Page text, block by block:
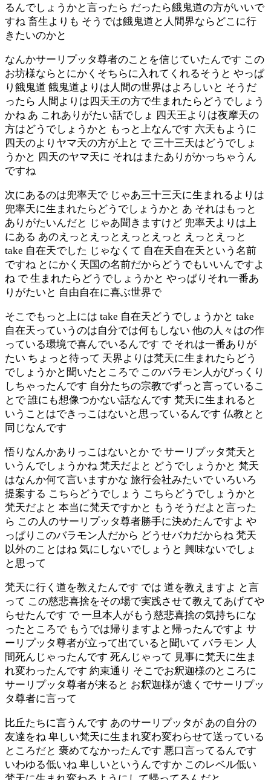
るんでしょうかと言ったら だったら餓鬼道の方がいいで
すね 畜生よりも そうでは餓鬼道と人間界ならどこに行
きたいのかと
なんかサーリプッタ尊者のことを信じていたんです この
お坊様ならとにかくそちらに入れてくれるそうと やっぱ
り餓鬼道 餓鬼道よりは人間の世界はよろしいと そうだ
ったら 人間よりは四天王の方で生まれたらどうでしょう
かね あ これありがたい話でしょ 四天王よりは夜摩天の
方はどうでしょうかと もっと上なんです 六天もように
四天のよりヤマ天の方が上と で 三十三天はどうでしょ
うかと 四天のヤマ天に それはまたありがかっちゃうん
ですね
次にあるのは兜率天で じゃあ三十三天に生まれるよりは
兜率天に生まれたらどうでしょうかと あ それはもっと
ありがたいんだと じゃあ聞きますけど 兜率天よりは上
にある あのえっとえっとえっとえっと えっとえっと
take 自在天でした じゃなくて 自在天自在天という名前
ですね とにかく天国の名前だからどうでもいいんですよ
ね で 生まれたらどうでしょうかと やっぱりそれ一番あ
りがたいと 自由自在に喜ぶ世界で
そこでもっと上には take 自在天どうでしょうかと take
自在天っていうのは自分では何もしない 他の人々はの作
っている環境で喜んでいるんです で それは一番ありが
たい ちょっと待って 天界よりは梵天に生まれたらどう
でしょうかと聞いたところで このバラモン人がびっくり
しちゃったんです 自分たちの宗教でずっと言っているこ
とで 誰にも想像つかない話なんです 梵天に生まれると
いうことはできっこはないと思っているんです 仏教とと
同じなんです
悟りなんかありっこはないとか で サーリプッタ梵天と
いうんでしょうかね 梵天だよと どうでしょうかと 梵天
はなんか何て言いますかな 旅行会社みたいで いろいろ
提案する こちらどうでしょう こちらどうでしょうかと
梵天だよと 本当に梵天ですかと もうそうだよと言った
ら この人のサーリプッタ尊者勝手に決めたんですよ や
っぱりこのバラモン人だから どうせバカだからね 梵天
以外のことはね 気にしないでしょうと 興味ないでしょ
と思って
梵天に行く道を教えたんです では 道を教えますよ と言
って この慈悲喜捨をその場で実践させて教えてあげてや
らせたんです で 一旦本人がもう慈悲喜捨の気持ちにな
ったところで もうでは帰りますよと帰ったんですよ サ
ーリプッタ尊者が立って出ていると聞いて バラモン 人
間死んじゃったんです 死んじゃって 見事に梵天に生ま
れ変わったんです 約束通り そこでお釈迦様のところに
サーリプッタ尊者が来ると お釈迦様が遠くでサーリプッ
タ尊者に言って
比丘たちに言うんです あのサーリプッタが あの自分の
友達をね 卑しい梵天に生まれ変わ変わらせて送っている
ところだと 褒めてなかったんです 悪口言ってるんです
いわゆる低いね 卑しいというんですか このレベル低い